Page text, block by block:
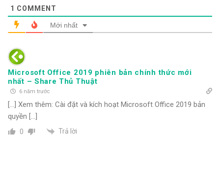
1 COMMENT
Mới nhất
Microsoft Office 2019 phiên bản chính thức mới
nhất – Share Thủ Thuật
6 năm trước
[…] Xem thêm: Cài đặt và kích hoạt Microsoft Office 2019 bản
quyền […]
0 Trả lời